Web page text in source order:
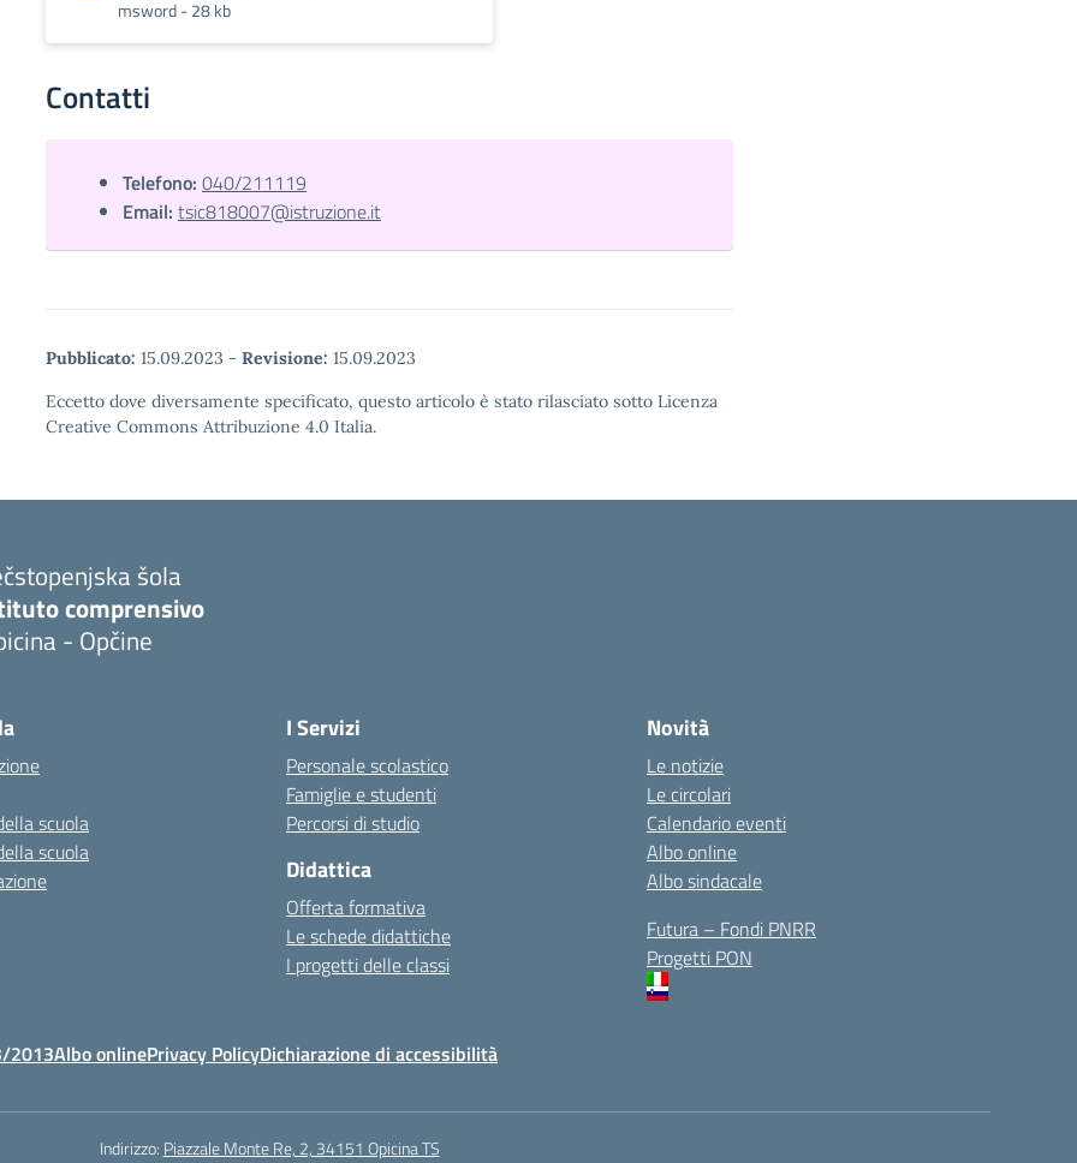
msword - 28 kb
Contatti
Telefono: 040/211119
Email: tsic818007@istruzione.it
Pubblicato: 15.09.2023 - Revisione: 15.09.2023
Eccetto dove diversamente specificato, questo articolo è stato rilasciato sotto Licenza
Creative Commons Attribuzione 4.0 Italia.
šola
comprensivo
- Opčine
scuola
scuola
I Servizi
Personale scolastico
Famiglie e studenti
Percorsi di studio
Didattica
Offerta formativa
Le schede didattiche
I progetti delle classi
Novità
Le notizie
Le circolari
Calendario eventi
Albo online
Albo sindacale
Futura – Fondi PNRR
Progetti PON
2013Albo onlinePrivacy PolicyDichiarazione di accessibilità
Indirizzo: Piazzale Monte Re, 2, 34151 Opicina TS